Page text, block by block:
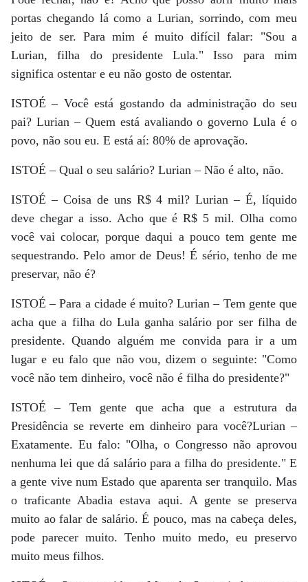
portas chegando lá como a Lurian, sorrindo, com meu
jeito de ser. Para mim é muito difícil falar: "Sou a
Lurian, filha do presidente Lula." Isso para mim
significa ostentar e eu não gosto de ostentar.
ISTOÉ – Você está gostando da administração do seu
pai? Lurian – Quem está avaliando o governo Lula é o
povo, não sou eu. E está aí: 80% de aprovação.
ISTOÉ – Qual o seu salário? Lurian – Não é alto, não.
ISTOÉ – Coisa de uns R$ 4 mil? Lurian – É, líquido
deve chegar a isso. Acho que é R$ 5 mil. Olha como
você vai colocar, porque daqui a pouco tem gente me
sequestrando. Pelo amor de Deus! É sério, tenho de me
preservar, não é?
ISTOÉ – Para a cidade é muito? Lurian – Tem gente que
acha que a filha do Lula ganha salário por ser filha de
presidente. Quando alguém me convida para ir a um
lugar e eu falo que não vou, dizem o seguinte: "Como
você não tem dinheiro, você não é filha do presidente?"
ISTOÉ – Tem gente que acha que a estrutura da
Presidência se reverte em dinheiro para você?Lurian –
Exatamente. Eu falo: "Olha, o Congresso não aprovou
nenhuma lei que dá salário para a filha do presidente." E
a gente vive num Estado que aparenta ser tranquilo. Mas
o traficante Abadia estava aqui. A gente se preserva
muito ao falar de salário. É pouco, mas na cabeça deles,
pode parecer muito. Tenho muito medo, eu preservo
muito meus filhos.